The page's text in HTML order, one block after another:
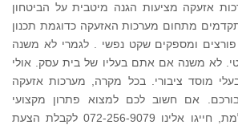
אזעקה מציעות הגנה מיטבית על הביטחון
מתחום מערכות האזעקה כדוגמת תכנון
ומספקים שקט נפשי . לגמרי לא משנה
לא משנה אם אתם בעליו של בית עסק. אולי
מוסד ציבורי. בכל מקרה, מערכות אזעקה
אם חשוב לכם למצוא פתרון מקצועי
בהתאמה אישית מושלמת, חייגו אלינו 072-256-9079 לקבלת הצעת